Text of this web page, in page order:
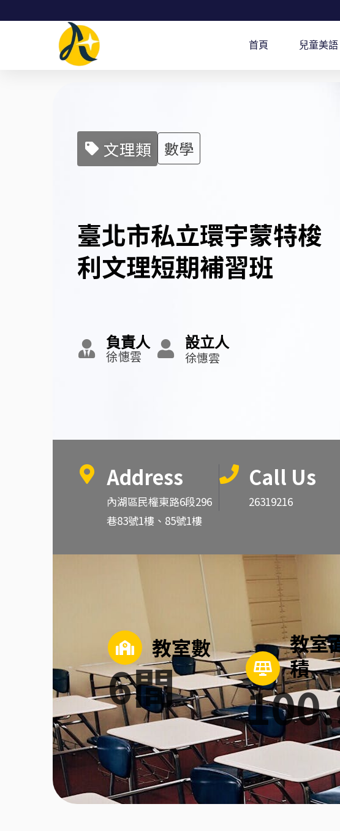
首頁 兒童美語
文理類 數學
臺北市私立環宇蒙特梭
利文理短期補習班
負責人
徐憓雲
設立人
徐憓雲
Address
內湖區民權東路6段296
巷83號1樓、85號1樓
Call Us
26319216
6間
教室數
教室
積